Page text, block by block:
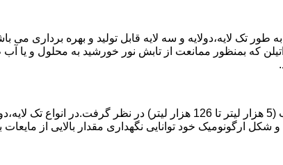
طور تک لایه،دولایه و سه لایه قابل تولید و بهره برداری
که بمنظور ممانعت از تابش نور خورشید به محلول و
ارگونومیک خود توانایی نگهداری مقدار بالایی از مایعات با